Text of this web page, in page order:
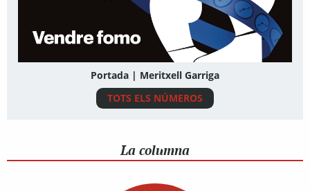
Portada | Meritxell Garriga
TOTS ELS NÚMEROS
La columna